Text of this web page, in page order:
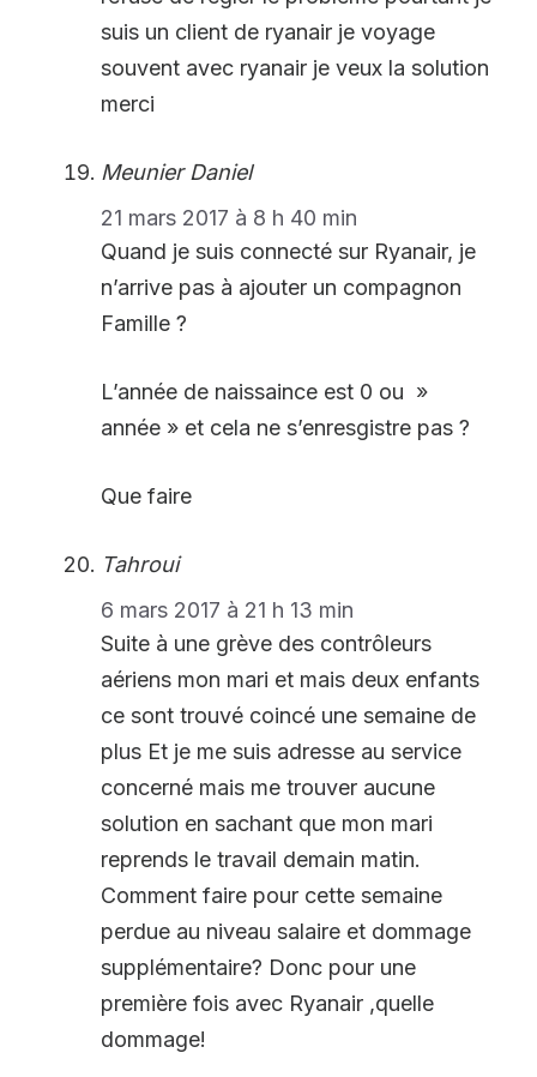
suis un client de ryanair je voyage
souvent avec ryanair je veux la solution
merci
Meunier Daniel
21 mars 2017 à 8 h 40 min
Quand je suis connecté sur Ryanair, je
n’arrive pas à ajouter un compagnon
Famille ?
L’année de naissaince est 0 ou »
année » et cela ne s’enresgistre pas ?
Que faire
Tahroui
6 mars 2017 à 21 h 13 min
Suite à une grève des contrôleurs
aériens mon mari et mais deux enfants
ce sont trouvé coincé une semaine de
plus Et je me suis adresse au service
concerné mais me trouver aucune
solution en sachant que mon mari
reprends le travail demain matin.
Comment faire pour cette semaine
perdue au niveau salaire et dommage
supplémentaire? Donc pour une
première fois avec Ryanair ,quelle
dommage!